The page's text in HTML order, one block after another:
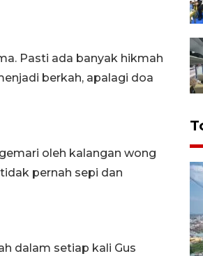
Pasti ada banyak hikmah
berkah, apalagi doa
oleh kalangan wong
pernah sepi dan
dalam setiap kali Gus